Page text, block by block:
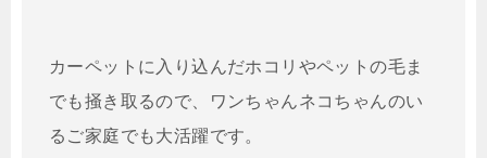
カーペットに入り込んだホコリやペットの毛ま
でも掻き取るので、ワンちゃんネコちゃんのい
るご家庭でも大活躍です。